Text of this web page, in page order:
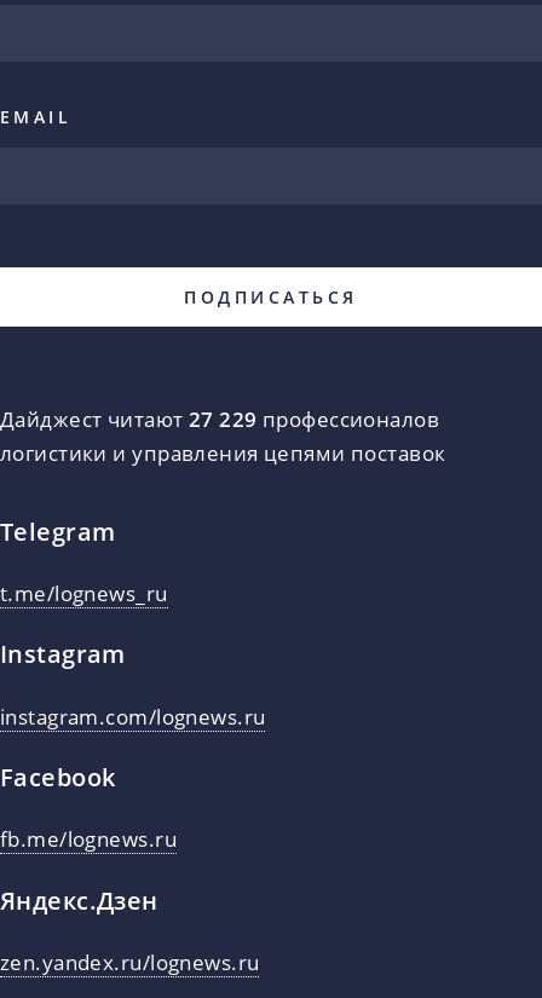
EMAIL
Дайджест читают 27 229 профессионалов
логистики и управления цепями поставок
Telegram
t.me/lognews_ru
Instagram
instagram.com/lognews.ru
Facebook
fb.me/lognews.ru
Яндекс.Дзен
zen.yandex.ru/lognews.ru